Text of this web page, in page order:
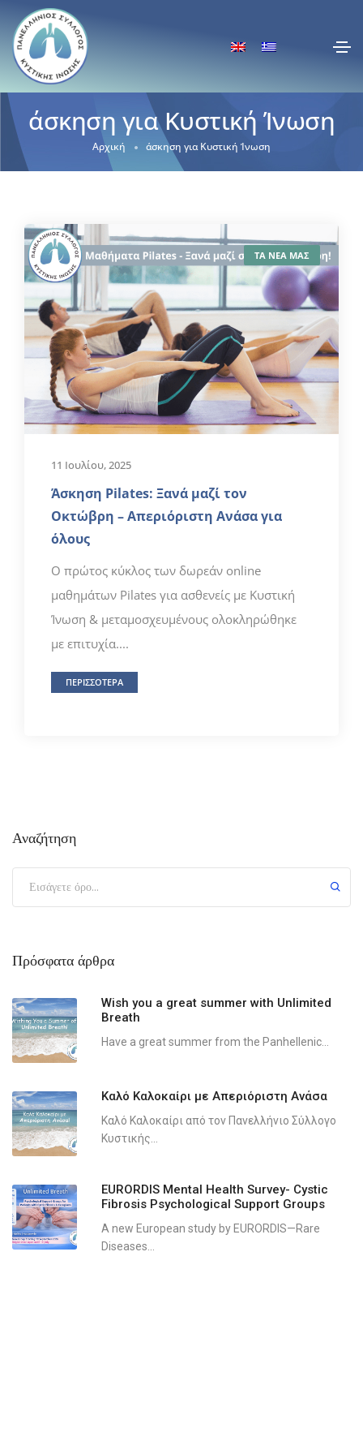
άσκηση για Κυστική Ίνωση
Αρχική άσκηση για Κυστική Ίνωση
ΤΑ ΝΕΑ ΜΑΣ
11 Ιουλίου, 2025
Άσκηση Pilates: Ξανά μαζί τον
Οκτώβρη – Απεριόριστη Ανάσα για
όλους
Ο πρώτος κύκλος των δωρεάν online
μαθημάτων Pilates για ασθενείς με Κυστική
Ίνωση & μεταμοσχευμένους ολοκληρώθηκε
με επιτυχία....
ΠΕΡΙΣΣΟΤΕΡΑ
Αναζήτηση
Πρόσφατα άρθρα
Wish you a great summer with Unlimited
Breath
Have a great summer from the Panhellenic...
Καλό Καλοκαίρι με Απεριόριστη Ανάσα
Καλό Καλοκαίρι από τον Πανελλήνιο Σύλλογο
Κυστικής...
EURORDIS Mental Health Survey- Cystic
Fibrosis Psychological Support Groups
A new European study by EURORDIS—Rare
Diseases...